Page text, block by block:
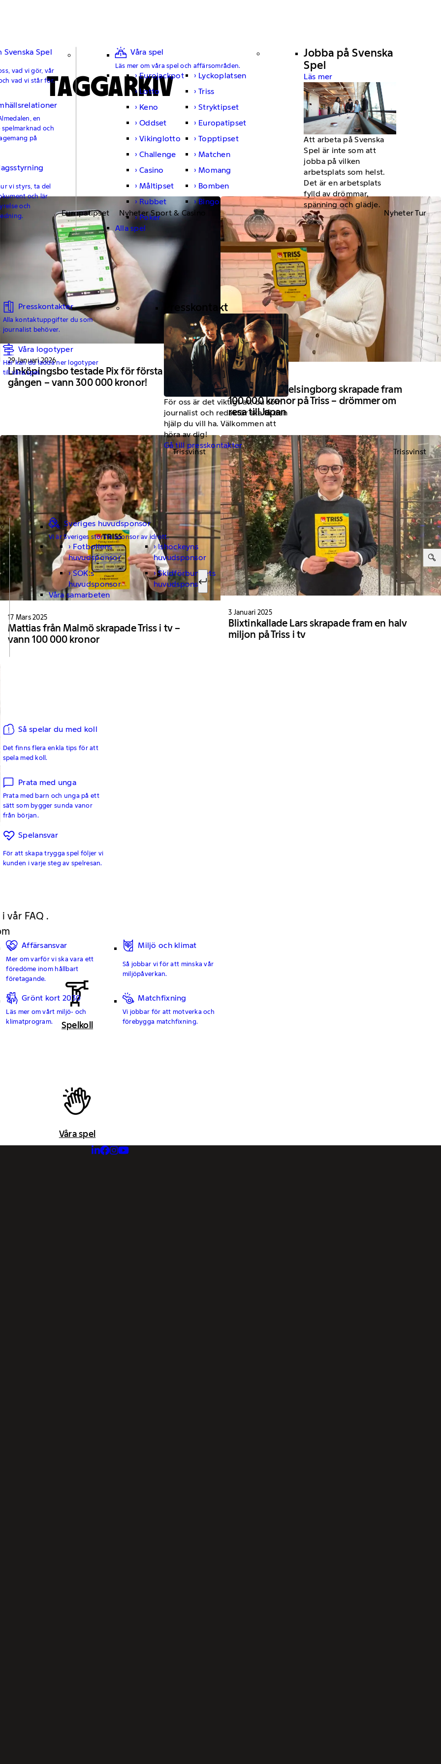
Svenska Spel
vad vi gör, vår
vad vi står för.
en
och
på
vi styrs, ta del
och lär
och
Våra spel
Läs mer om våra spel och affärsområden.
Eurojackpot
Lyckoplatsen
Lotto
Triss
Keno
Stryktipset
Oddset
Europatipset
Vikinglotto
Topptipset
Challenge
Matchen
Casino
Momang
Måltipset
Bomben
Rubbet
Bingo
Poker
Alla spel
Jobba på Svenska
Spel
Läs mer
Att arbeta på Svenska
Spel är inte som att
jobba på vilken
arbetsplats som helst.
Det är en arbetsplats
fylld av drömmar,
spänning och glädje.
Presskontakter
Alla kontaktuppgifter du som
journalist behöver.
Våra logotyper
Här kan du ladda ner logotyper
till våra spel.
Presskontakt
För oss är det viktigt att du som
journalist och redaktör ska få den
hjälp du vill ha. Välkommen att
höra av dig!
Gå till presskontakter
Sveriges huvudsponsor
Vi är Sveriges största sponsor av idrott.
Fotbollens
huvudsponsor
Ishockeyns
huvudsponsor
SOK:s
huvudsponsor
Skidförbundets
huvudsponsor
Våra samarbeten
Så spelar du med koll
Det finns flera enkla tips för att
spela med koll.
Prata med unga
Prata med barn och unga på ett
sätt som bygger sunda vanor
från början.
Spelansvar
För att skapa trygga spel följer vi
kunden i varje steg av spelresan.
Affärsansvar
Mer om varför vi ska vara ett
föredöme inom hållbart
företagande.
Miljö och klimat
Så jobbar vi för att minska vår
miljöpåverkan.
Grönt kort 2030
Läs mer om vårt miljö- och
klimatprogram.
Matchfixning
Vi jobbar för att motverka och
förebygga matchfixning.
Sök efter:
Sök
TAGGARKIV
Europatipset Nyheter Sport & Casino
29 Januari 2026
Linköpingsbo testade Pix för första
gången – vann 300 000 kronor!
Nyheter Tur
26 Maj 2025
Denise från Helsingborg skrapade fram
100 000 kronor på Triss – drömmer om
resa till Japan
Trissvinst
17 Mars 2025
Mattias från Malmö skrapade Triss i tv –
vann 100 000 kronor
Trissvinst
3 Januari 2025
Blixtinkallade Lars skrapade fram en halv
miljon på Triss i tv
vår FAQ .
Spelkoll
Våra spel